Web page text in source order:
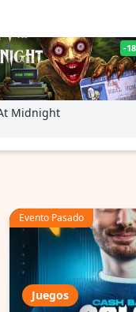
-
Midnight
Juegos
Evento Pasado